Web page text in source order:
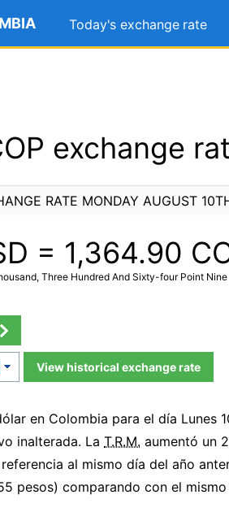
Today's exchange rate
exchange
RATE MONDAY AUGUST
= 1,364.90
Three Hundred And Sixty-four Point Nine
View historical exchange rate
en Colombia para el día Lunes
inalterada. La T.R.M. aumentó un
al mismo día del año
pesos) comparando con el